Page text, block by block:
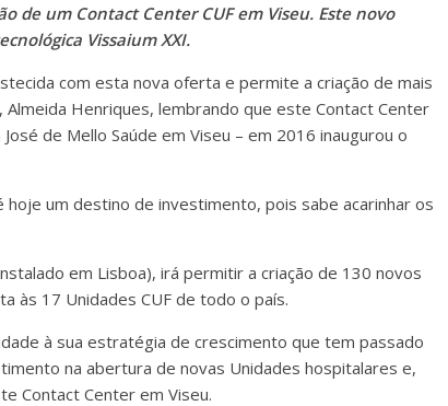
de um Contact Center CUF em Viseu. Este novo
Vissaium XXI.
com esta nova oferta e permite a criação de mais
Henriques, lembrando que este Contact Center
de Mello Saúde em Viseu – em 2016 inaugurou o
um destino de investimento, pois sabe acarinhar os
em Lisboa), irá permitir a criação de 130 novos
às 17 Unidades CUF de todo o país.
à sua estratégia de crescimento que tem passado
na abertura de novas Unidades hospitalares e,
Contact Center em Viseu.